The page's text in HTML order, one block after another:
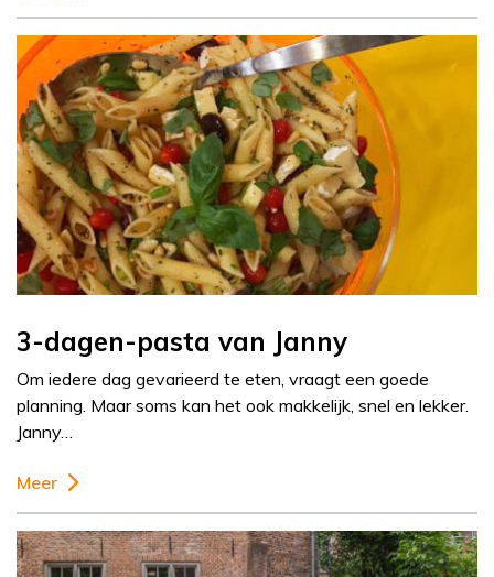
3-dagen-pasta van Janny
Om iedere dag gevarieerd te eten, vraagt een goede
planning. Maar soms kan het ook makkelijk, snel en lekker.
Janny…
Meer